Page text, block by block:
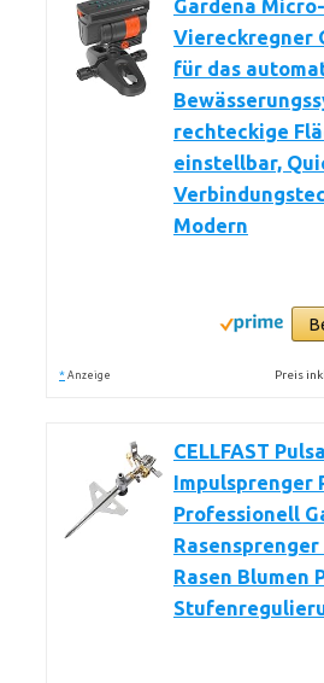
Gardena
Viereckregner
für das
rechteckige
einstellbar,
Modern
* Anzeige Preis
CELLFAST
Impulsprenger
Professionell
Rasen Blumen